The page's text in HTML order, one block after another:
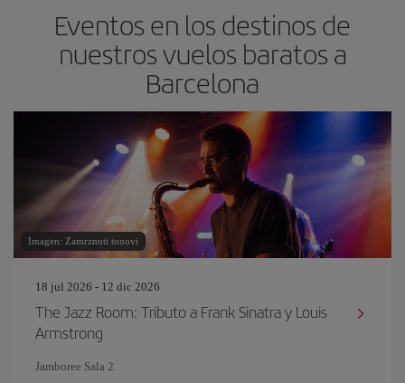
Eventos en los destinos de
nuestros vuelos baratos a
Barcelona
Imagen: Zamrznuti tonovi
18 jul 2026 - 12 dic 2026
The Jazz Room: Tributo a Frank Sinatra y Louis
Armstrong
Jamboree Sala 2